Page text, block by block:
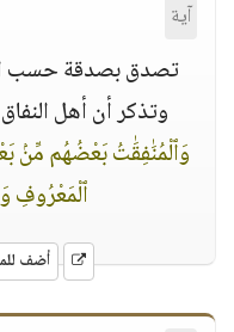
آية
تصدق بصدقة حسب
وتذكر أن أهل
وَٱلْمُنَٰفِقَٰتُ بَعْضُهُم مِّنۢ
ٱلْمَعْرُوفِ
أضف